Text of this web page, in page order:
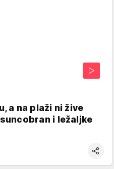
a na plaži ni žive
i ležaljke